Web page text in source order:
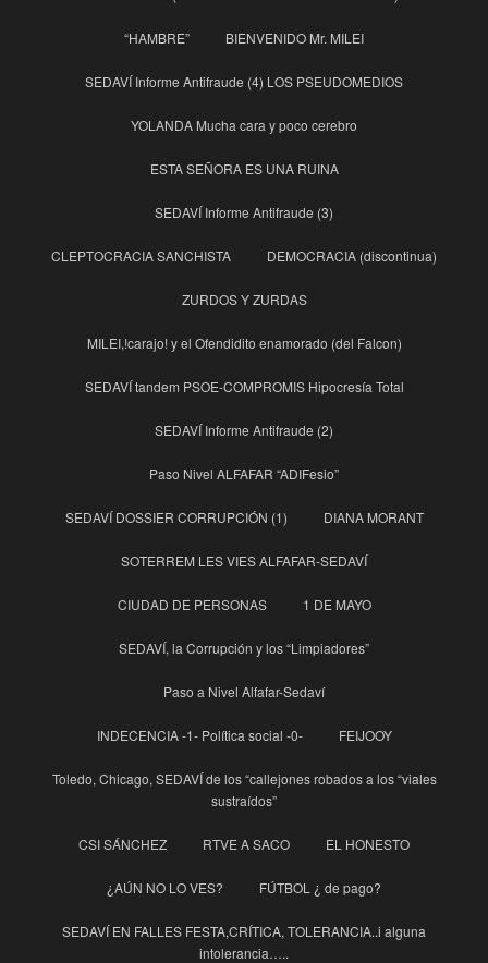
“HAMBRE” BIENVENIDO Mr. MILEI
SEDAVÍ Informe Antifraude (4) LOS PSEUDOMEDIOS
YOLANDA Mucha cara y poco cerebro
ESTA SEÑORA ES UNA RUINA
SEDAVÍ Informe Antifraude (3)
CLEPTOCRACIA SANCHISTA DEMOCRACIA (discontinua)
ZURDOS Y ZURDAS
MILEI,!carajo! y el Ofendidito enamorado (del Falcon)
SEDAVÍ tandem PSOE-COMPROMIS Hipocresía Total
SEDAVÍ Informe Antifraude (2)
Paso Nivel ALFAFAR “ADIFesio”
SEDAVÍ DOSSIER CORRUPCIÓN (1) DIANA MORANT
SOTERREM LES VIES ALFAFAR-SEDAVÍ
CIUDAD DE PERSONAS 1 DE MAYO
SEDAVÍ, la Corrupción y los “Limpiadores”
Paso a Nivel Alfafar-Sedaví
INDECENCIA -1- Política social -0- FEIJOOY
Toledo, Chicago, SEDAVÍ de los “callejones robados a los “viales
sustraídos”
CSI SÁNCHEZ RTVE A SACO EL HONESTO
¿AÚN NO LO VES? FÚTBOL ¿ de pago?
SEDAVÍ EN FALLES FESTA,CRÍTICA, TOLERANCIA..i alguna
intolerancia…..